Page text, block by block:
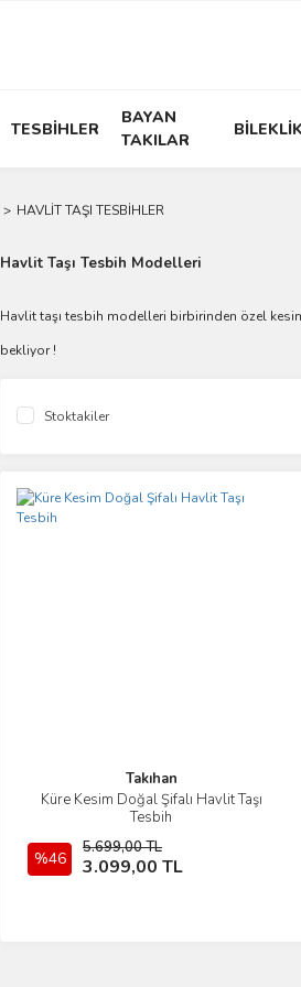
TESBİHLER
BAYAN
TAKILAR
BİLEKLİK
HAVLİT TAŞI TESBİHLER
Havlit Taşı Tesbih Modelleri
Havlit taşı tesbih modelleri birbirinden özel
bekliyor !
Stoktakiler
Takıhan
Küre Kesim Doğal Şifalı Havlit Taşı
Tesbih
%46
5.699,00 TL
3.099,00 TL
İncele
Sepete Ekle